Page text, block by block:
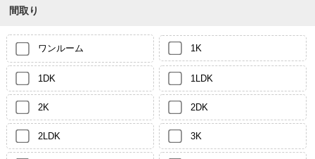
間取り
ワンルーム 1K
1DK 1LDK
2K 2DK
2LDK 3K